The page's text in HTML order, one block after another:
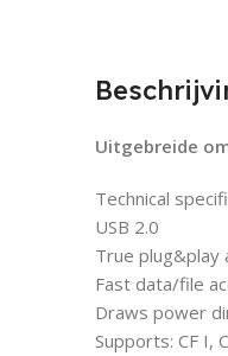
Uitgebreide
Technical
USB 2.0
True plug&play
Fast data/file
Draws power
Supports: CF I,